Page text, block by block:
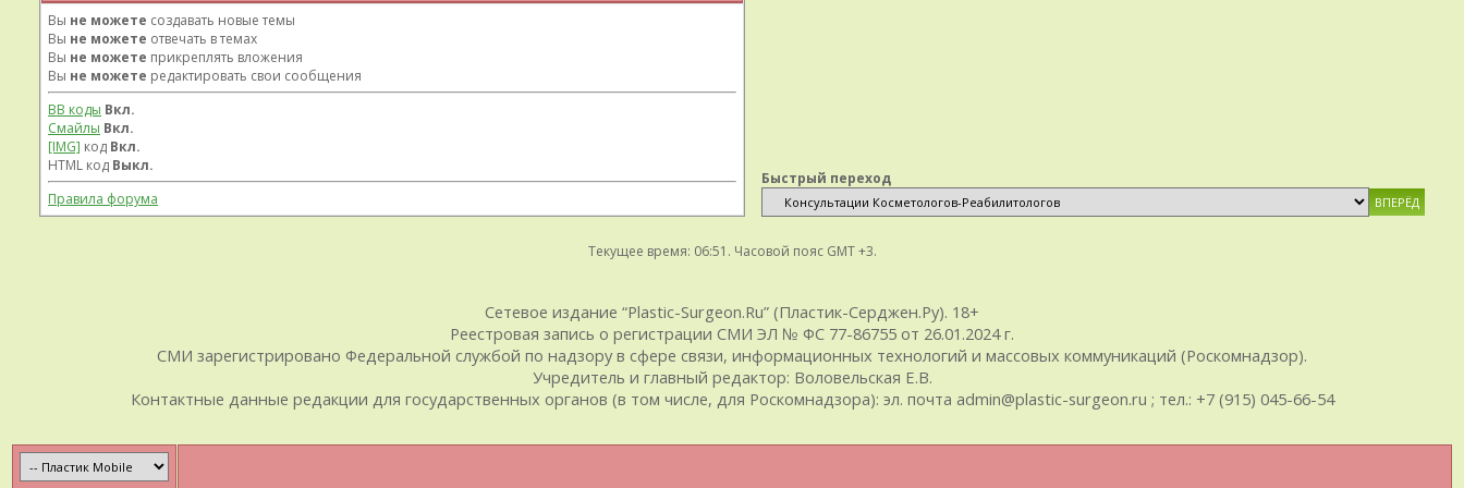
Вы не можете создавать новые темы
Вы не можете отвечать в темах
Вы не можете прикреплять вложения
Вы не можете редактировать свои сообщения
BB коды Вкл.
Смайлы Вкл.
[IMG] код Вкл.
HTML код Выкл.
Правила форума
Быстрый переход
Текущее время: 06:51 . Часовой пояс GMT +3.
Сетевое издание “Plastic-Surgeon.Ru” (Пластик-Серджен.Ру). 18+
Реестровая запись о регистрации СМИ ЭЛ № ФС 77-86755 от 26.01.2024 г.
СМИ зарегистрировано Федеральной службой по надзору в сфере связи, информационных технологий и массовых коммуникаций (Роскомнадзор).
Учредитель и главный редактор: Воловельская Е.В.
Контактные данные редакции для государственных органов (в том числе, для Роскомнадзора): эл. почта admin@plastic-surgeon.ru ; тел.: +7 (915) 045-66-54